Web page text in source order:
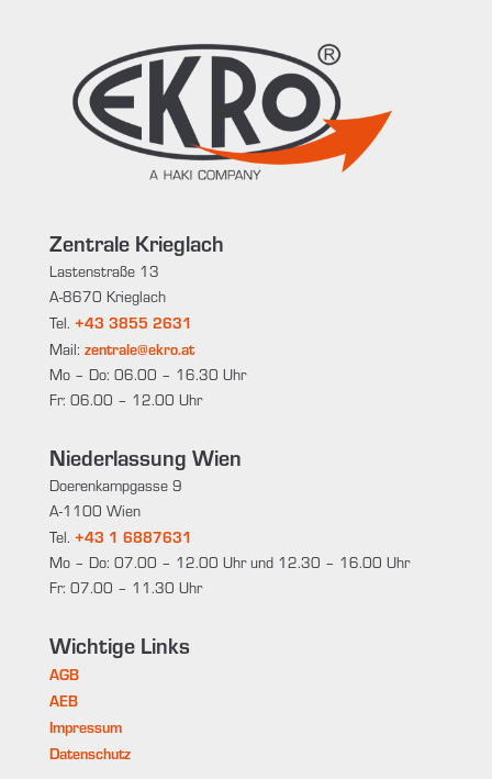
Zentrale Krieglach
Lastenstraße 13
A-8670 Krieglach
Tel. +43 3855 2631
Mail: zentrale@ekro.at
Mo – Do: 06.00 – 16.30 Uhr
Fr: 06.00 – 12.00 Uhr
Niederlassung Wien
Doerenkampgasse 9
A-1100 Wien
Tel. +43 1 6887631
Mo – Do: 07.00 – 12.00 Uhr und 12.30 – 16.00 Uhr
Fr: 07.00 – 11.30 Uhr
Wichtige Links
AGB
AEB
Impressum
Datenschutz